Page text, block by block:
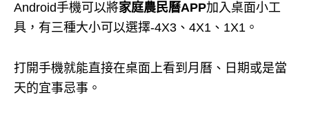
Android手機可以將家庭農民曆APP加入桌面小工
具，有三種大小可以選擇-4X3、4X1、1X1。
打開手機就能直接在桌面上看到月曆、日期或是當
天的宜事忌事。